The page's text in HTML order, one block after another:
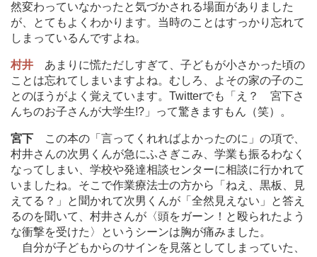
然変わっていなかったと気づかされる場面がありました
が、とてもよくわかります。当時のことはすっかり忘れて
しまっているんですよね。
村井
あまりに慌ただしすぎて、子どもが小さかった頃の
ことは忘れてしまいますよね。むしろ、よその家の子のこ
とのほうがよく覚えています。Twitterでも「え？ 宮下さ
んちのお子さんが大学生!?」って驚きますもん（笑）。
宮下 この本の「言ってくれればよかったのに」の項で、
村井さんの次男くんが急にふさぎこみ、学業も振るわなく
なってしまい、学校や発達相談センターに相談に行かれて
いましたね。そこで作業療法士の方から「ねえ、黒板、見
えてる？」と聞かれて次男くんが「全然見えない」と答え
るのを聞いて、村井さんが〈頭をガーン！と殴られたよう
な衝撃を受けた〉というシーンは胸が痛みました。
自分が子どもからのサインを見落としてしまっていた、